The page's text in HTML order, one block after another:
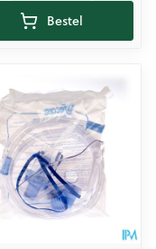
Bestel